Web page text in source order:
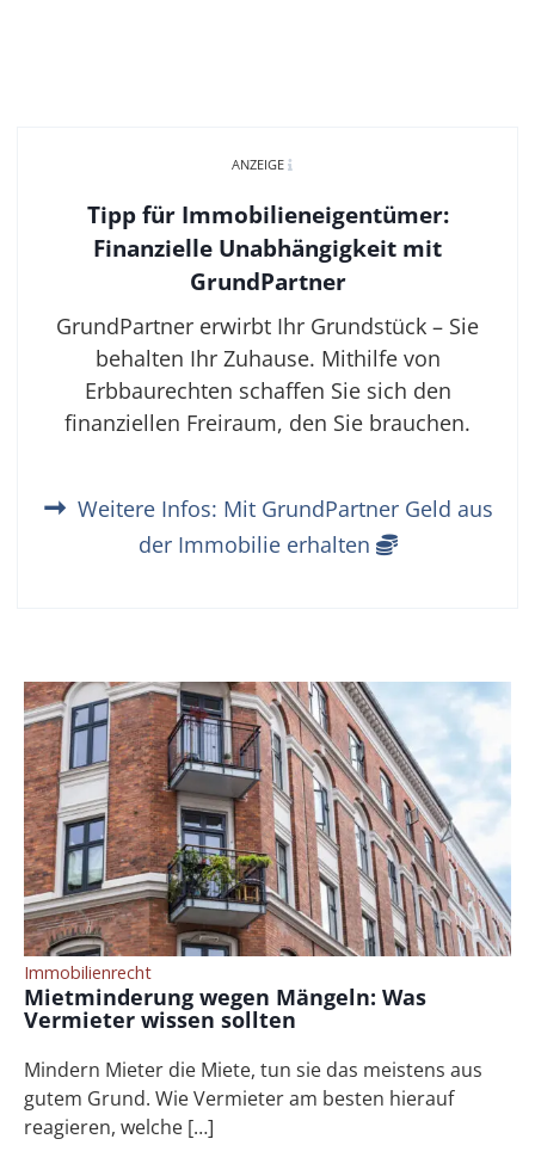
ANZEIGE
Tipp für Immobilieneigentümer:
Finanzielle Unabhängigkeit mit
GrundPartner
GrundPartner erwirbt Ihr Grundstück – Sie
behalten Ihr Zuhause. Mithilfe von
Erbbaurechten schaffen Sie sich den
finanziellen Freiraum, den Sie brauchen.
Weitere Infos: Mit GrundPartner Geld aus
der Immobilie erhalten
Immobilienrecht
Mietminderung wegen Mängeln: Was
Vermieter wissen sollten
Mindern Mieter die Miete, tun sie das meistens aus
gutem Grund. Wie Vermieter am besten hierauf
reagieren, welche […]